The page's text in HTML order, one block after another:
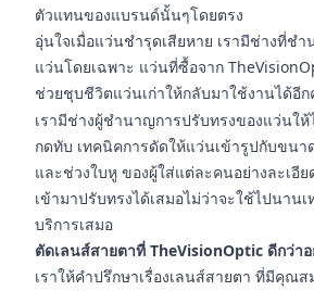
ตัวแทนของแบรนด์นั้นๆโดยตรง
อุ่นใจเมื่อแว่นชำรุดเสียหาย เรามีช่างที่ช
แว่นโดยเฉพาะ แว่นที่ซื้อจาก
ช่วยชุบชีวิตแว่นเก่าให้กลับมาใช้งานได้อีก
เรามีช่างผู้ชำนาญการปรับทรงของแว่นให้
กดทับ เทคนิคการดัดให้แว่นเข้ารูปกับขน
และช่วงใบหู ของผู้ใส่แต่ละคนอย่างละเอี
เข้ามาปรับทรงได้เสมอไม่ว่าจะใช้ไปนานเ
บริการเสมอ
ตัดเลนส์สายตาที่ TheVisionOptic ดีกว่าอ
เราให้คำปรึกษาเรื่องเลนส์สายตา ที่มีคุณ